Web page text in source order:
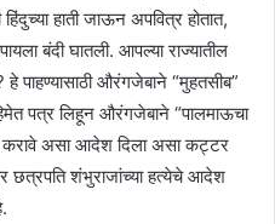
हाती जाऊन अपवित्र होतात,
बंदी घातली. आपल्या राज्यातील
पाहण्यासाठी औरंगजेबाने “मुहतसीब”
पत्र लिहून औरंगजेबाने “पालमाऊचा
करावे असा आदेश दिला असा कट्टर
छत्रपति शंभुराजांच्या हत्येचे आदेश